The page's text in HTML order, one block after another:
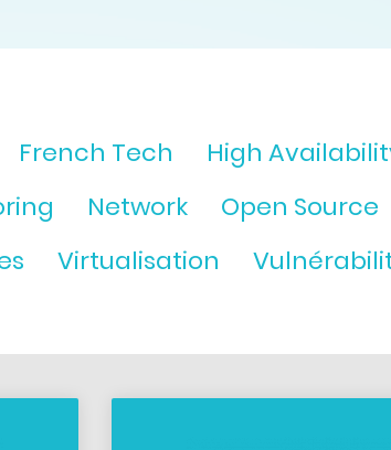
French Tech High
Network Open Source
Virtualisation